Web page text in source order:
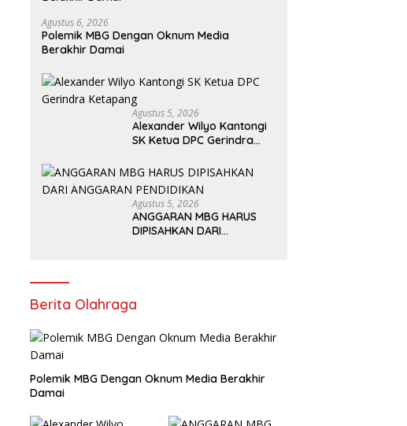
Agustus 6, 2026
Polemik MBG Dengan Oknum Media
Berakhir Damai
Agustus 5, 2026
Alexander Wilyo Kantongi
SK Ketua DPC Gerindra
Agustus 5, 2026
ANGGARAN MBG HARUS
DIPISAHKAN DARI
Berita Olahraga
Polemik MBG Dengan Oknum Media Berakhir
Damai